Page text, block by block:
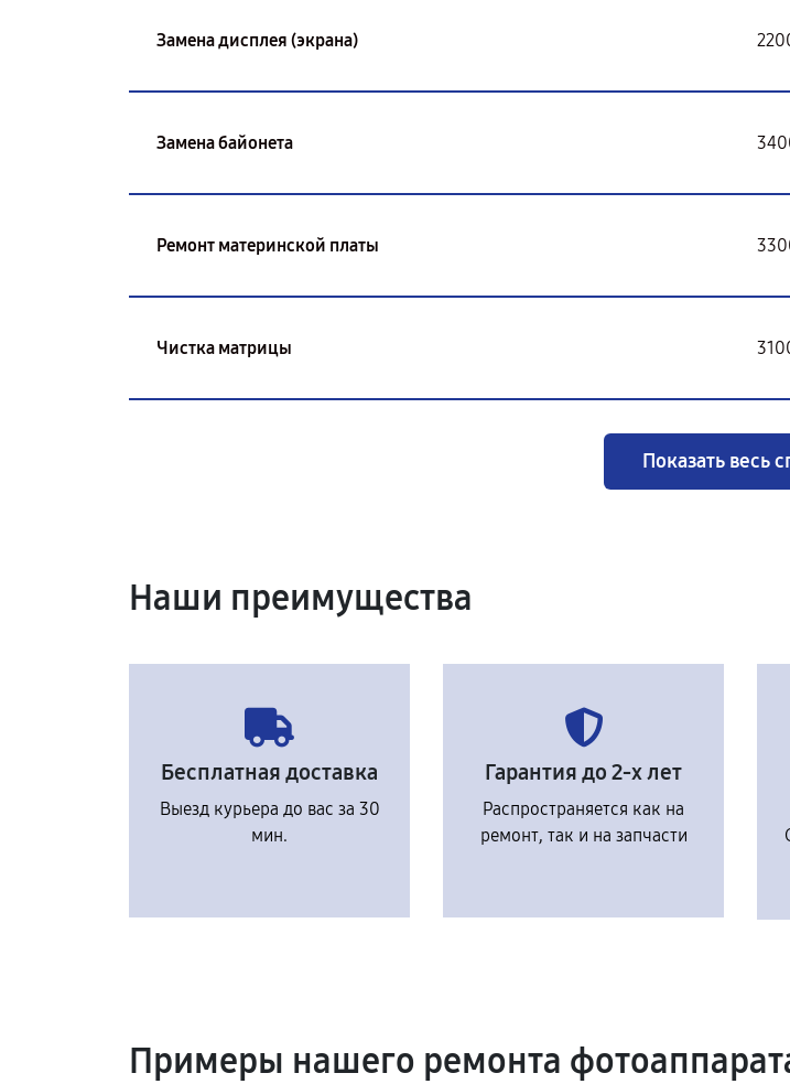
Замена дисплея (экрана)
Замена байонета
Ремонт материнской платы
Чистка матрицы
Показать весь
Наши преимущества
Бесплатная доставка
Выезд курьера до вас за 30
мин.
Гарантия до 2-х лет
Распространяется как на
ремонт, так и на запчасти
Примеры нашего ремонта